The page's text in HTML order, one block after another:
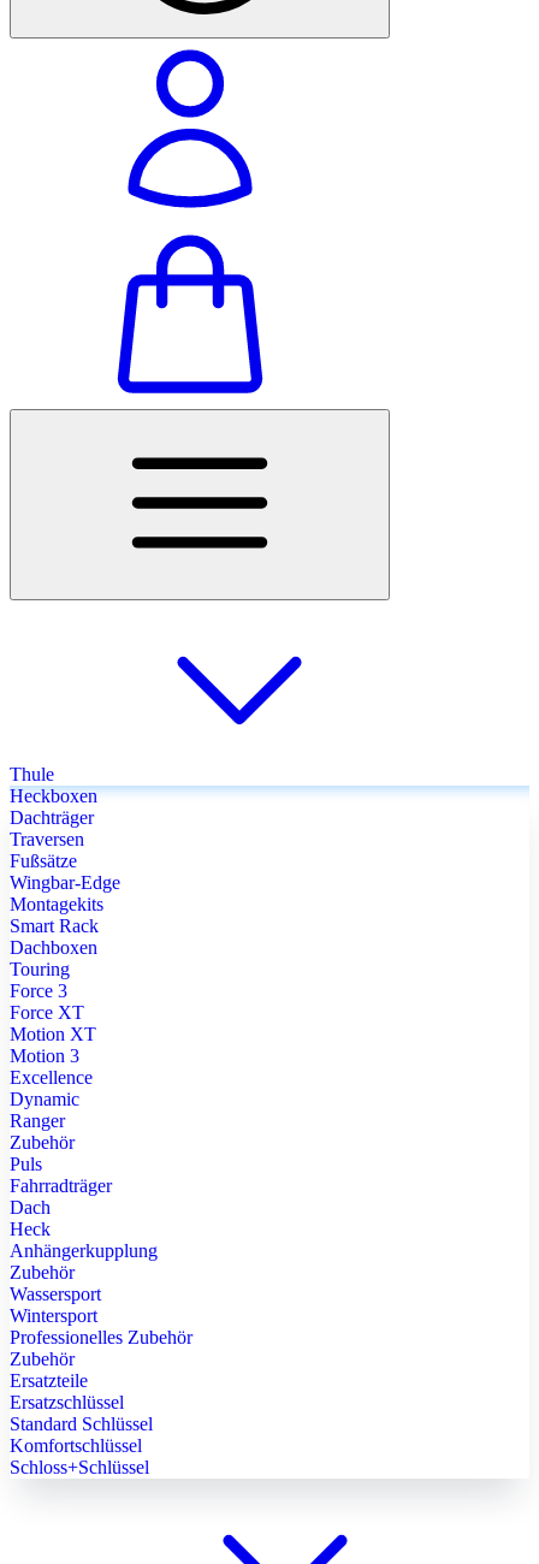
Thule
Heckboxen
Dachträger
Traversen
Fußsätze
Wingbar-Edge
Montagekits
Smart Rack
Dachboxen
Touring
Force 3
Force XT
Motion XT
Motion 3
Excellence
Dynamic
Ranger
Zubehör
Puls
Fahrradträger
Dach
Heck
Anhängerkupplung
Zubehör
Wassersport
Wintersport
Professionelles Zubehör
Zubehör
Ersatzteile
Ersatzschlüssel
Standard Schlüssel
Komfortschlüssel
Schloss+Schlüssel